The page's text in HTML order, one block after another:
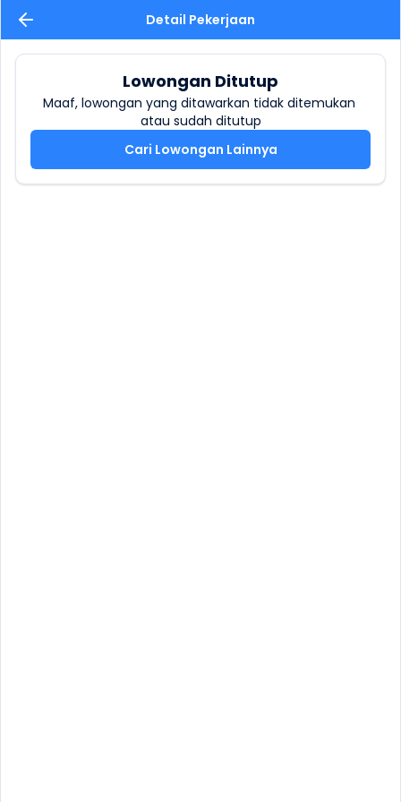
Detail Pekerjaan
Lowongan Ditutup
Maaf, lowongan yang ditawarkan tidak ditemukan
atau sudah ditutup
Cari Lowongan Lainnya